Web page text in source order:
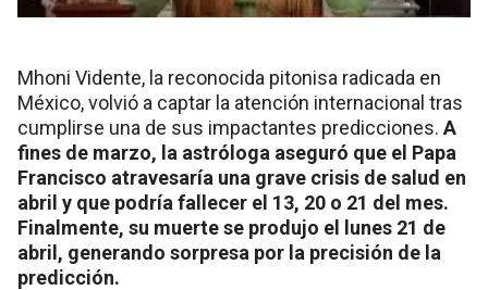
Mhoni Vidente, la reconocida pitonisa radicada en
México, volvió a captar la atención internacional tras
cumplirse una de sus impactantes predicciones. A
fines de marzo, la astróloga aseguró que el Papa
Francisco atravesaría una grave crisis de salud en
abril y que podría fallecer el 13, 20 o 21 del mes.
Finalmente, su muerte se produjo el lunes 21 de
abril, generando sorpresa por la precisión de la
predicción.